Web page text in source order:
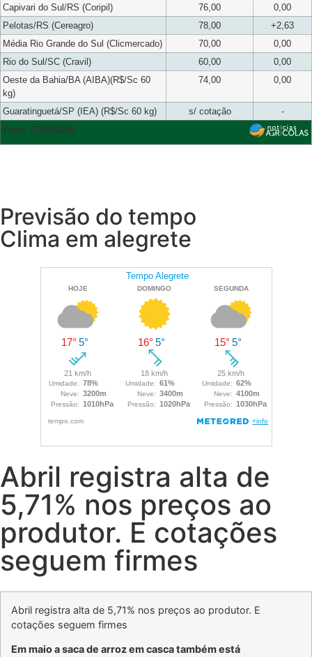
Capivari do Sul/RS (Coripil) 76,00
0,00
Pelotas/RS (Cereagro)
78,00
+2,63
Média Rio Grande do Sul (Clicmercado)
70,00
0,00
Rio do Sul/SC (Cravil)
60,00
0,00
Oeste da Bahia/BA (AIBA)(R$/Sc 60
kg)
74,00 0,00
Guaratinguetá/SP (IEA) (R$/Sc 60 kg) s/ cotação
-
Fech. 07/08/2026
Previsão do tempo
Clima em alegrete
Abril registra alta de
5,71% nos preços ao
produtor. E cotações
seguem firmes
Abril registra alta de 5,71% nos preços ao produtor. E
cotações seguem firmes
Em maio a saca de arroz em casca também está